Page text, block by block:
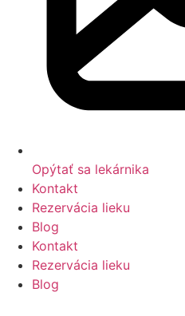
Opýtať sa lekárnika
Kontakt
Rezervácia lieku
Blog
Kontakt
Rezervácia lieku
Blog